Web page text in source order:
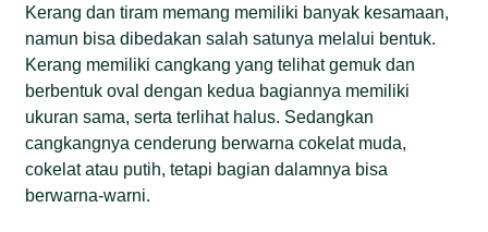
Kerang dan tiram memang memiliki banyak kesamaan,
namun bisa dibedakan salah satunya melalui bentuk.
Kerang memiliki cangkang yang telihat gemuk dan
berbentuk oval dengan kedua bagiannya memiliki
ukuran sama, serta terlihat halus. Sedangkan
cangkangnya cenderung berwarna cokelat muda,
cokelat atau putih, tetapi bagian dalamnya bisa
berwarna-warni.